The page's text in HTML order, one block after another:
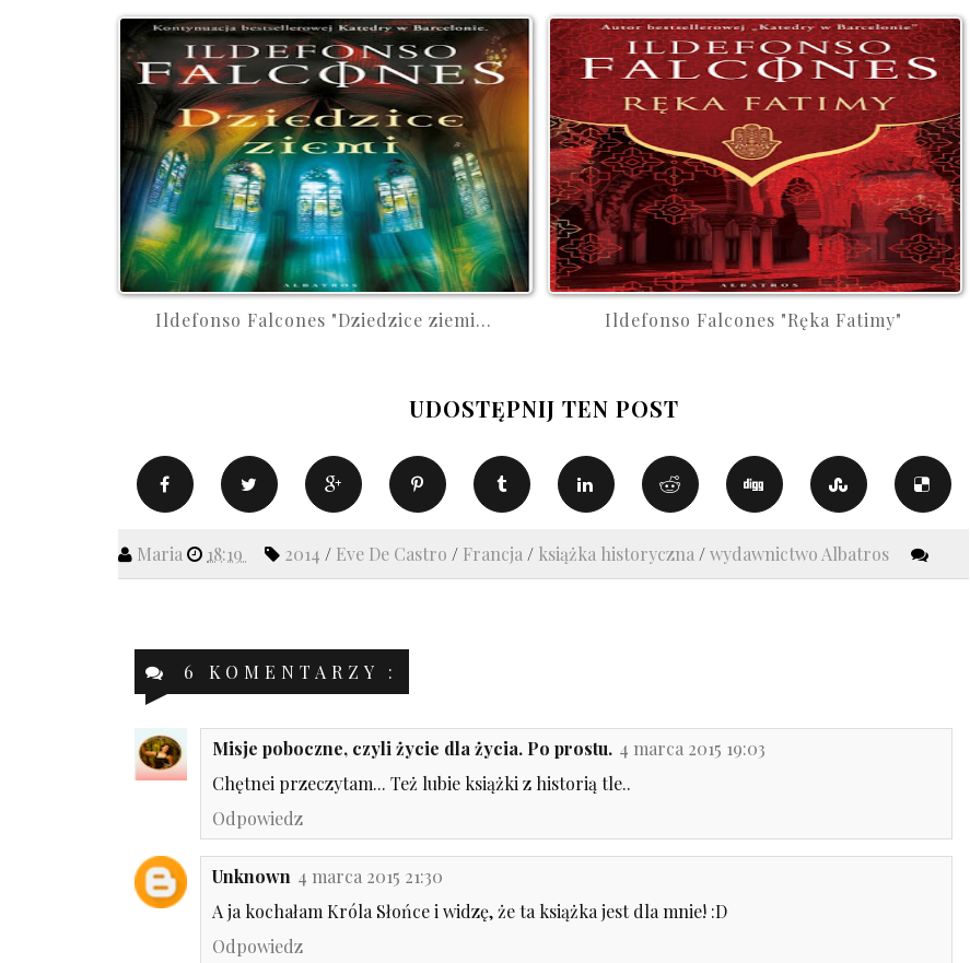
Ildefonso Falcones "Dziedzice ziemi... Ildefonso Falcones "Ręka Fatimy"
UDOSTĘPNIJ TEN POST
Maria 18:19 2014 / Eve De Castro / Francja / książka historyczna /wydawnictwo Albatros
6 KOMENTARZY :
Misje poboczne, czyli życie dla życia. Po prostu. 4 marca 2015 19:03
Chętnei przeczytam... Też lubie książki z historią tle..
Odpowiedz
Unknown 4 marca 2015 21:30
A ja kochałam Króla Słońce i widzę, że ta książka jest dla mnie! :D
Odpowiedz